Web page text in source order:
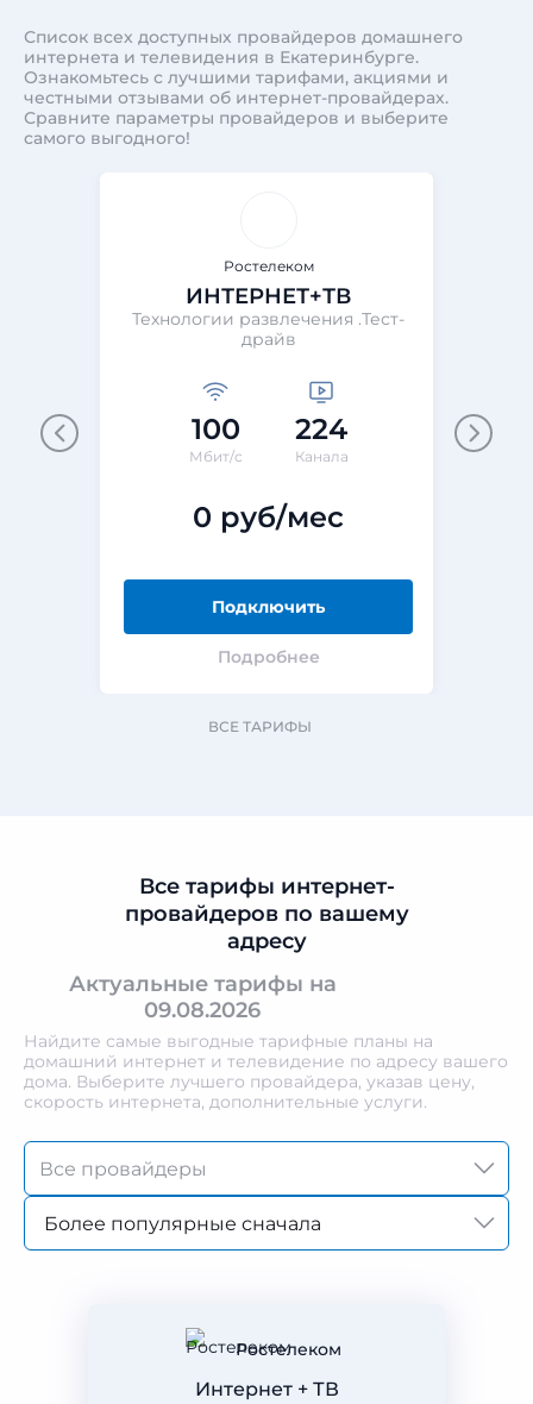
Список всех доступных провайдеров домашнего
интернета и телевидения в Екатеринбурге.
Ознакомьтесь с лучшими тарифами, акциями и
честными отзывами об интернет-провайдерах.
Сравните параметры провайдеров и выберите
самого выгодного!
Ростелеком
ИНТЕРНЕТ+ТВ
Технологии развлечения .Тест-
драйв
100
Мбит/с
224
Канала
0 руб/мес
Подключить
Подробнее
ВСЕ ТАРИФЫ
Все тарифы интернет-
провайдеров по вашему
адресу
Актуальные тарифы на
09.08.2026
Найдите самые выгодные тарифные планы на
домашний интернет и телевидение по адресу вашего
дома. Выберите лучшего провайдера, указав цену,
скорость интернета, дополнительные услуги.
Более популярные сначала
Ростелеком
Интернет + ТВ